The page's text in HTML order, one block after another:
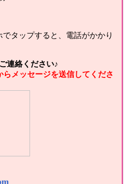
でタップすると、電話がかかり
連絡ください♪
メッセージを送信してくださ